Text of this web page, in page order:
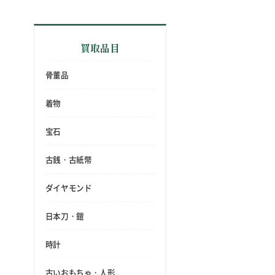
買取品目
骨董品
着物
宝石
古銭・古紙幣
ダイヤモンド
日本刀・鎧
時計
古いおもちゃ・人形